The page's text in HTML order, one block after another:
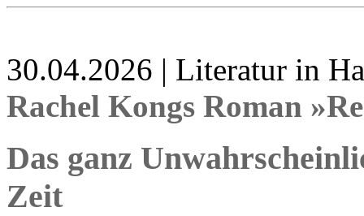
30.04.2026 | Literatur in
Rachel Kongs Roman
Das ganz
Zeit